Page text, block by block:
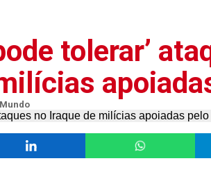
tolerar’
Mundo